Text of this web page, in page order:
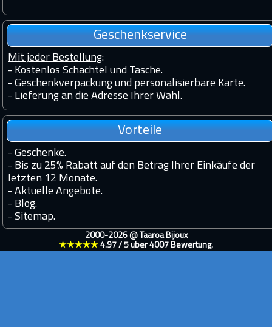
Geschenkservice
Mit jeder Bestellung:
- Kostenlos Schachtel und Tasche.
- Geschenkverpackung und personalisierbare Karte.
- Lieferung an die Adresse Ihrer Wahl.
Vorteile
- Geschenke.
- Bis zu 25% Rabatt auf den Betrag Ihrer Einkäufe der
letzten 12 Monate.
- Aktuelle Angebote.
- Blog.
- Sitemap.
2000-2026 @ Taaroa Bijoux
★★★★★ 4.97 / 5 über 4007 Bewertung.